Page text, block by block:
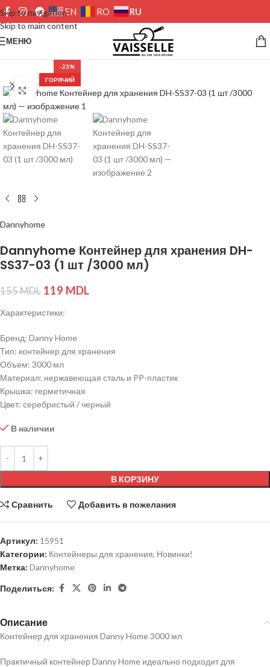
Skip to navigation
Skip to main content
EN RO RU
МЕНЮ
-23%
ГОРЯЧИЙ
Нажмите, чтобы увеличить изображение
Dannyhome
Dannyhome Контейнер для хранения DH-
SS37-03 (1 шт /3000 мл)
155MDL 119 MDL
Характеристики:
Бренд: Danny Home
Тип: контейнер для хранения
Объем: 3000 мл
Материал: нержавеющая сталь и PP-пластик
Крышка: герметичная
Цвет: серебристый / черный
В наличии
В КОРЗИНУ
Сравнить Добавить в пожелания
Артикул: 15951
Категории: Контейнеры для хранения, Новинки!
Метка: Dannyhome
Поделиться:
Описание
Контейнер для хранения Danny Home 3000 мл
Практичный контейнер Danny Home идеально подходит для